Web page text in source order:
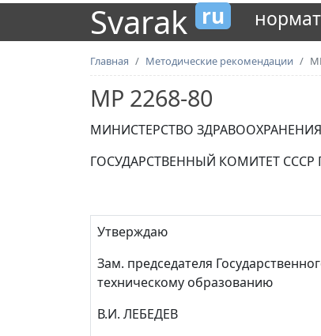
Svarak ru
Главная Методические рекомендации
МР 2268-80
МИНИСТЕРСТВО
ГОСУДАРСТВЕННЫЙ КОМИТЕТ
Утверждаю
Зам. председателя
техническому образованию
В.И. ЛЕБЕДЕВ